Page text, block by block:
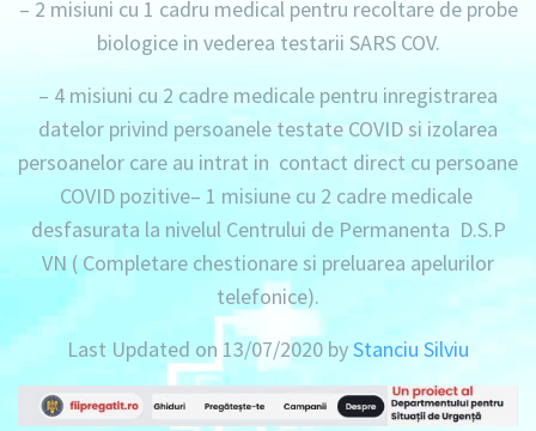
– 2 misiuni cu 1 cadru medicalpentru recoltare de probe
biologice in vederea testarii SARS COV.
– 4 misiuni cu 2 cadre medicale pentru inregistrarea
datelor privind persoanele testate COVID si izolarea
persoanelor care au intrat in contact direct cu persoane
COVID pozitive– 1 misiunecu 2 cadre medicale
desfasurata la nivelul Centrului de Permanenta D.S.P
VN ( Completare chestionare si preluarea apelurilor
telefonice).
Last Updated on 13/07/2020 byStanciu Silviu